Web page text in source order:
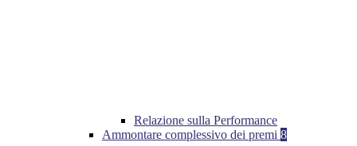
Relazione sulla Performance
Ammontare complessivo dei premi 8